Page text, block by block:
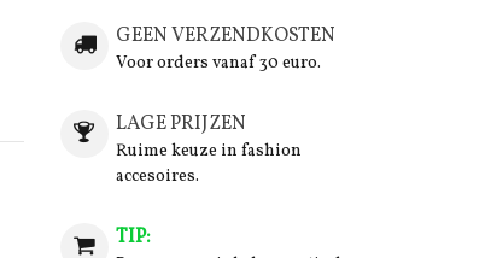
GEEN VERZENDKOSTEN
Voor orders vanaf 30 euro.
LAGE PRIJZEN
Ruime keuze in fashion
accesoires.
TIP: